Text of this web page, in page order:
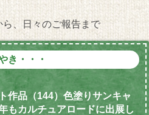
、日々のご報告まで
き・・・
作品（144）色塗りサンキャ
もカルチュアロードに出展し